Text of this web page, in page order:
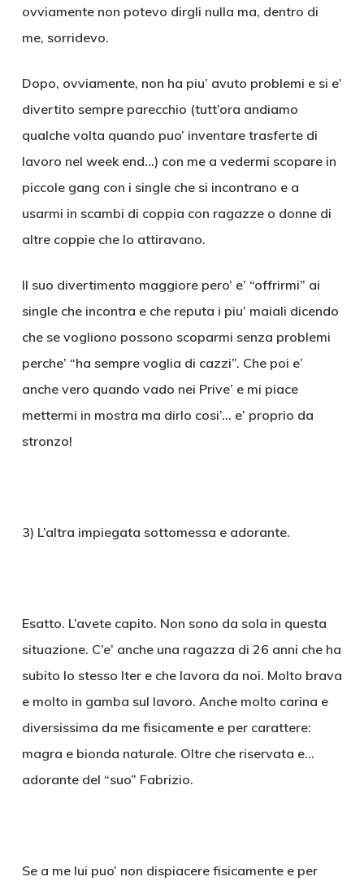
ovviamente non potevo dirgli nulla ma, dentro di
me, sorridevo.
Dopo, ovviamente, non ha piu’ avuto problemi e si e’
divertito sempre parecchio (tutt’ora andiamo
qualche volta quando puo’ inventare trasferte di
lavoro nel week end…) con me a vedermi scopare in
piccole gang con i single che si incontrano e a
usarmi in scambi di coppia con ragazze o donne di
altre coppie che lo attiravano.
Il suo divertimento maggiore pero’ e’ “offrirmi” ai
single che incontra e che reputa i piu’ maiali dicendo
che se vogliono possono scoparmi senza problemi
perche’ “ha sempre voglia di cazzi”. Che poi e’
anche vero quando vado nei Prive’ e mi piace
mettermi in mostra ma dirlo cosi’… e’ proprio da
stronzo!
3) L’altra impiegata sottomessa e adorante.
Esatto. L’avete capito. Non sono da sola in questa
situazione. C’e’ anche una ragazza di 26 anni che ha
subito lo stesso Iter e che lavora da noi. Molto brava
e molto in gamba sul lavoro. Anche molto carina e
diversissima da me fisicamente e per carattere:
magra e bionda naturale. Oltre che riservata e…
adorante del “suo” Fabrizio.
Se a me lui puo’ non dispiacere fisicamente e per